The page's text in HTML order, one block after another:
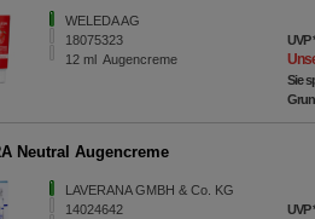
WELEDA AG
18075323
12 ml Augencreme
UVP
Sie
Neutral Augencreme
LAVERANA GMBH & Co. KG
14024642
UVP